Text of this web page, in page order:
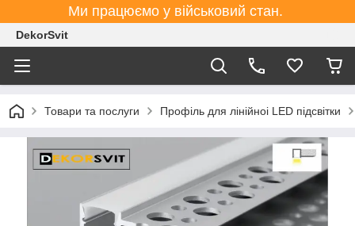
Ми працюємо у військовий стан.
DekorSvit
Товари та послуги Профіль для лінійноі LED підсвітки